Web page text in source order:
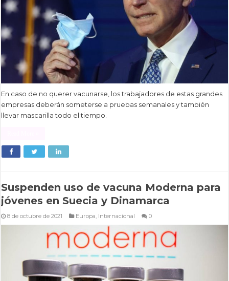
En caso de no querer vacunarse, los trabajadores de estas grandes
empresas deberán someterse a pruebas semanales y también
llevar mascarilla todo el tiempo.
Suspenden uso de vacuna Moderna para
jóvenes en Suecia y Dinamarca
8 de octubre de 2021 Europa, Internacional 0